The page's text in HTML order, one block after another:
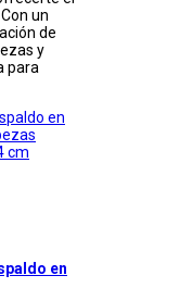
un
de
y
para
en